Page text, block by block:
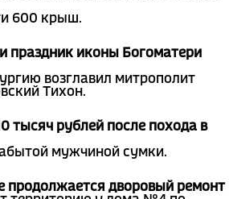
600 крыш.
праздник иконы Богоматери
возглавил митрополит
Тихон.
тысяч рублей после похода в
мужчиной сумки.
продолжается дворовый ремонт